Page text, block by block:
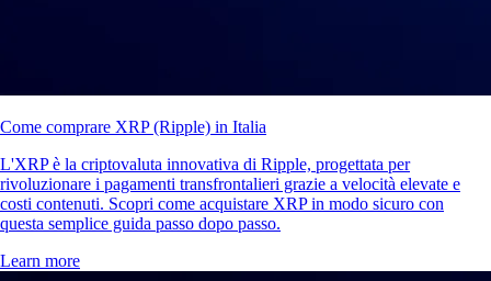
Come comprare XRP (Ripple) in Italia
L'XRP è la criptovaluta innovativa di Ripple, progettata per
rivoluzionare i pagamenti transfrontalieri grazie a velocità elevate e
costi contenuti. Scopri come acquistare XRP in modo sicuro con
questa semplice guida passo dopo passo.
Learn more